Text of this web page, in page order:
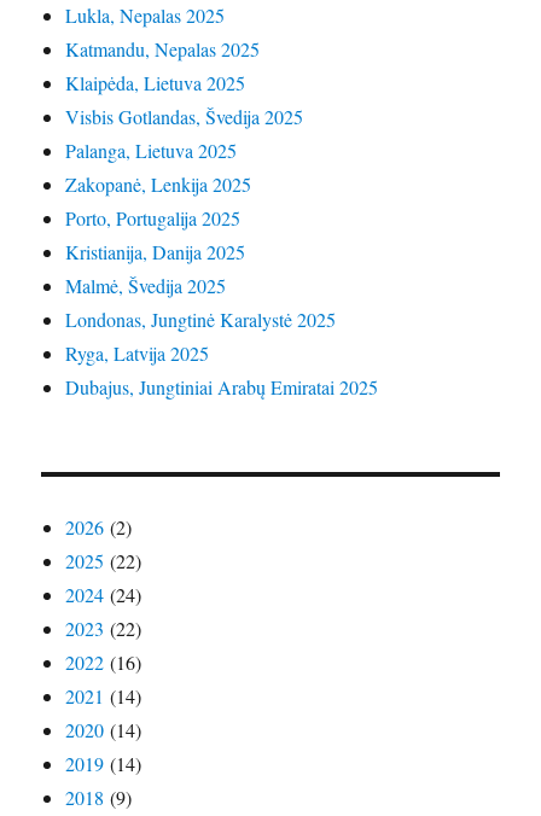
Lukla, Nepalas 2025
Katmandu, Nepalas 2025
Klaipėda, Lietuva 2025
Visbis Gotlandas, Švedija 2025
Palanga, Lietuva 2025
Zakopanė, Lenkija 2025
Porto, Portugalija 2025
Kristianija, Danija 2025
Malmė, Švedija 2025
Londonas, Jungtinė Karalystė 2025
Ryga, Latvija 2025
Dubajus, Jungtiniai Arabų Emiratai 2025
2026 (2)
2025 (22)
2024 (24)
2023 (22)
2022 (16)
2021 (14)
2020 (14)
2019 (14)
2018 (9)